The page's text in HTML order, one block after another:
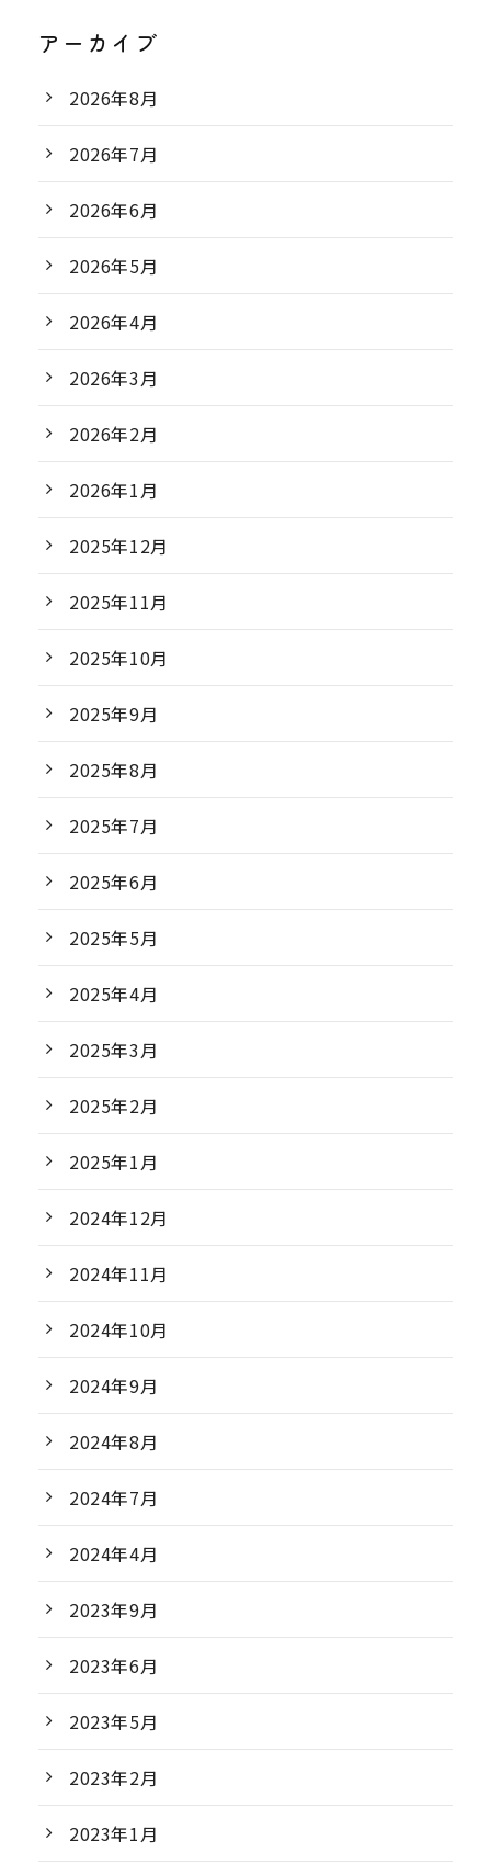
アーカイブ
2026年8月
2026年7月
2026年6月
2026年5月
2026年4月
2026年3月
2026年2月
2026年1月
2025年12月
2025年11月
2025年10月
2025年9月
2025年8月
2025年7月
2025年6月
2025年5月
2025年4月
2025年3月
2025年2月
2025年1月
2024年12月
2024年11月
2024年10月
2024年9月
2024年8月
2024年7月
2024年4月
2023年9月
2023年6月
2023年5月
2023年2月
2023年1月